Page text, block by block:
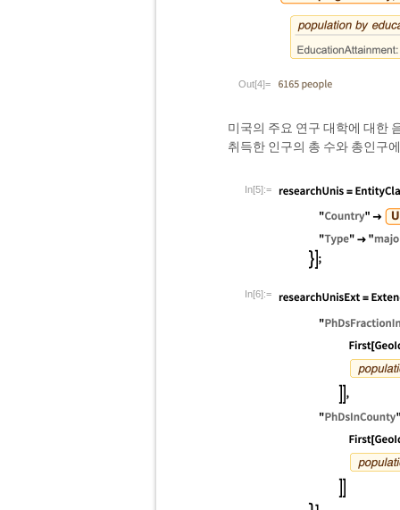
Out[4]=
미국의 주요 연구 대학에 대한
취득한 인구의 총 수와 총인구
In[5]:=
In[6]:=